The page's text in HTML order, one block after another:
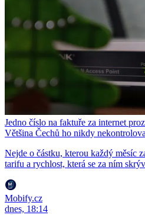
Jedno číslo na faktuře za internet
Většina Čechů ho nikdy
Nejde o částku, kterou každý měsíc
tarifu a rychlost, která se za ním
Mobify.cz
dnes, 18:14